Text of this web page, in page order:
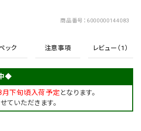
商品番号 6000000144083
ック 注意事項 レビュー（1）
◆
月下旬頃入荷予定となります。
ていただきます。